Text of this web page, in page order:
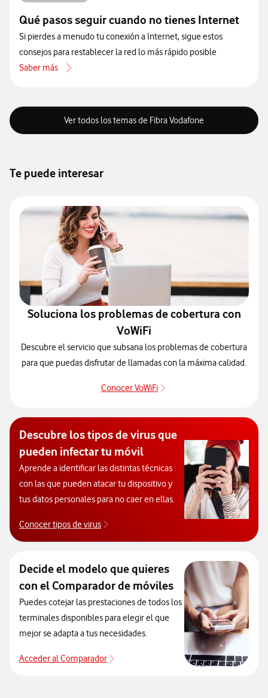
Qué pasos seguir cuando no tienes Internet
Si pierdes a menudo tu conexión a Internet, sigue estos
consejos para restablecer la red lo más rápido posible
Saber más
acerca de Qué pasos seguir cuando no tienes Internet
Ver todos los temas de Fibra Vodafone
Te puede interesar
Soluciona los problemas de cobertura con
VoWiFi
Descubre el servicio que subsana los problemas de cobertura
para que puedas disfrutar de llamadas con la máxima calidad.
Conocer VoWiFi
Descubre los tipos de virus que
pueden infectar tu móvil
Aprende a identificar las distintas técnicas
con las que pueden atacar tu dispositivo y
tus datos personales para no caer en ellas.
Conocer tipos de virus
Descubre los tipos de virus que pueden
Decide el modelo que quieres
con el Comparador de móviles
Puedes cotejar las prestaciones de todos los
terminales disponibles para elegir el que
mejor se adapta a tus necesidades.
Acceder al Comparador
Para elegir un modelo de móvil antes